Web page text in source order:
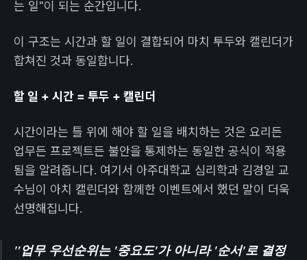
는 일"이 되는 순간입니다.
이 구조는 시간과 할 일이 결합되어 마치 투두와 캘린더가
합쳐진 것과 동일합니다.
할 일 + 시간 = 투두 + 캘린더
시간이라는 틀 위에 해야 할 일을 배치하는 것은 요리든
업무든 프로젝트든 불안을 통제하는 동일한 공식이 적용
됨을 알려줍니다. 여기서 아주대학교 심리학과 김경일 교
수님이 아치 캘린더와 함께한 이벤트에서 했던 말이 더욱
선명해집니다.
"업무 우선순위는 '중요도'가 아니라 '순서'로 결정